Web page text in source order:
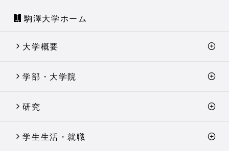
駒澤大学ホーム
大学概要
学部・大学院
研究
学生生活・就職